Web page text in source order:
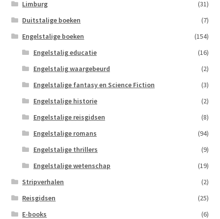
Limburg
(31)
Duitstalige boeken
(7)
Engelstalige boeken
(154)
Engelstalig educatie
(16)
Engelstalig waargebeurd
(2)
Engelstalige fantasy en Science Fiction
(3)
Engelstalige historie
(2)
Engelstalige reisgidsen
(8)
Engelstalige romans
(94)
Engelstalige thrillers
(9)
Engelstalige wetenschap
(19)
Stripverhalen
(2)
Reisgidsen
(25)
E-books
(6)